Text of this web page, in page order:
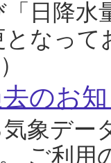
「日降
なっ
のお
象デー
ご利用